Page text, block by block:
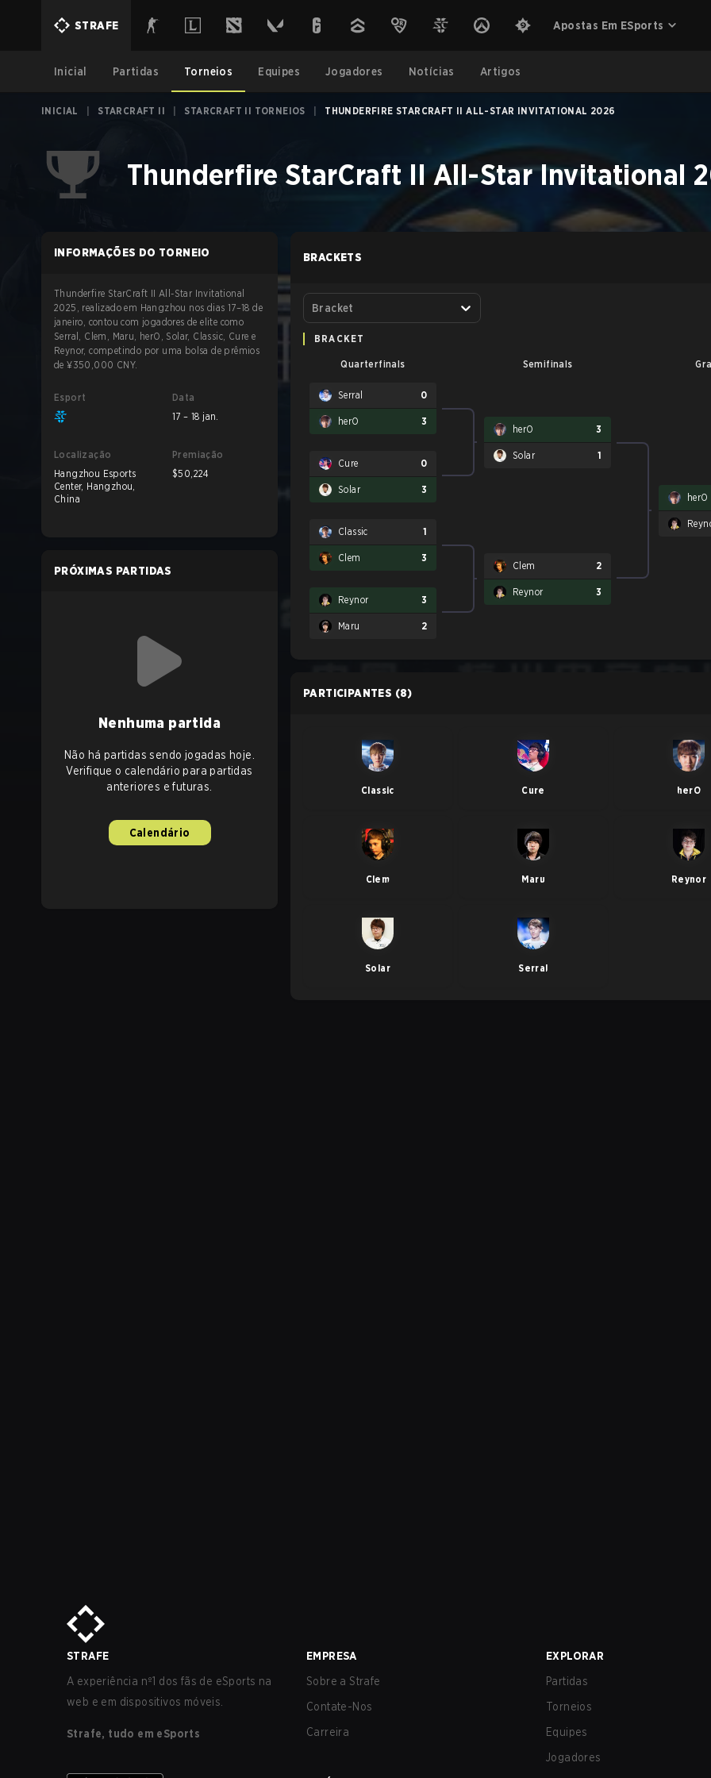
STRAFE Apostas Em ESports
Inicial Partidas Torneios Equipes Jogadores Notícias Artigos
INICIAL STARCRAFT II STARCRAFT II TORNEIOS THUNDERFIRE STARCRAFT II ALL-STAR INVITATIONAL 2026
Thunderfire StarCraft II All-Star Invitational
INFORMAÇÕES DO TORNEIO
Thunderfire StarCraft II All-Star Invitational
2025, realizado em Hangzhou nos dias 17–18 de
janeiro, contou com jogadores de elite como
Serral, Clem, Maru, herO, Solar, Classic, Cure e
Reynor, competindo por uma bolsa de prêmios
de ¥350,000 CNY.
Esport
Data
17 – 18 jan.
Localização
Hangzhou Esports
Center, Hangzhou,
China
Premiação
$50,224
PRÓXIMAS PARTIDAS
Nenhuma partida
Não há partidas sendo jogadas hoje.
Verifique o calendário para partidas
anteriores e futuras.
Calendário
BRACKETS
Bracket
BRACKET
Quarterfinals Semifinals
Serral 0
herO 3
Cure 0
Solar 3
Classic 1
Clem 3
Reynor 3
Maru 2
herO 3
Solar 1
Clem 2
Reynor 3
herO
PARTICIPANTES (8)
Classic Cure herO
Clem Maru Reynor
Solar Serral
STRAFE
A experiência nº1 dos fãs de eSports na
web e em dispositivos móveis.
Strafe, tudo em eSports
EMPRESA
Sobre a Strafe
Contate-Nos
Carreira
EXPLORAR
Partidas
Torneios
Equipes
Jogadores